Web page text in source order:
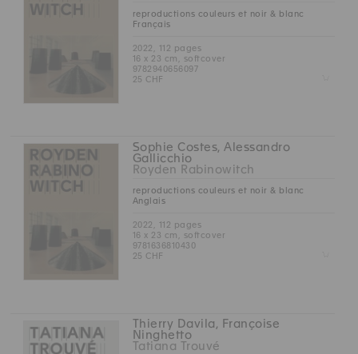
reproductions couleurs et noir & blanc
Français
2022, 112 pages
16 x 23 cm, softcover
9782940656097
25 CHF
Sophie Costes, Alessandro
Gallicchio
Royden Rabinowitch
reproductions couleurs et noir & blanc
Anglais
2022, 112 pages
16 x 23 cm, softcover
9781636810430
25 CHF
Thierry Davila, Françoise
Ninghetto
Tatiana Trouvé